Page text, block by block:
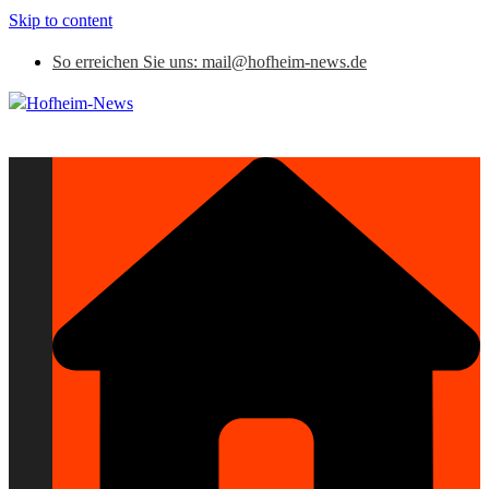
Skip to content
So erreichen Sie uns: mail@hofheim-news.de